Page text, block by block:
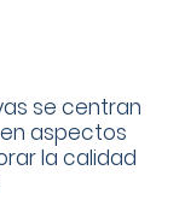
se centran
aspectos
la calidad